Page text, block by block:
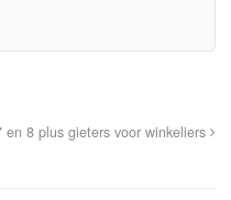
en 8 plus gieters voor winkeliers